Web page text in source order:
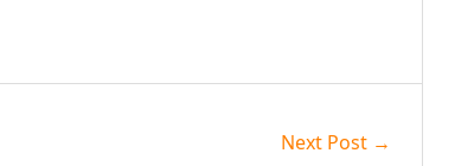
Next Post →